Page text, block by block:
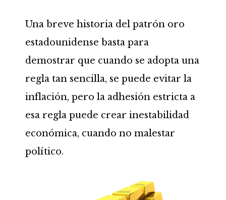
Una breve historia del patrón oro
estadounidense basta para
demostrar que cuando se adopta una
regla tan sencilla, se puede evitar la
inflación, pero la adhesión estricta a
esa regla puede crear inestabilidad
económica, cuando no malestar
político.